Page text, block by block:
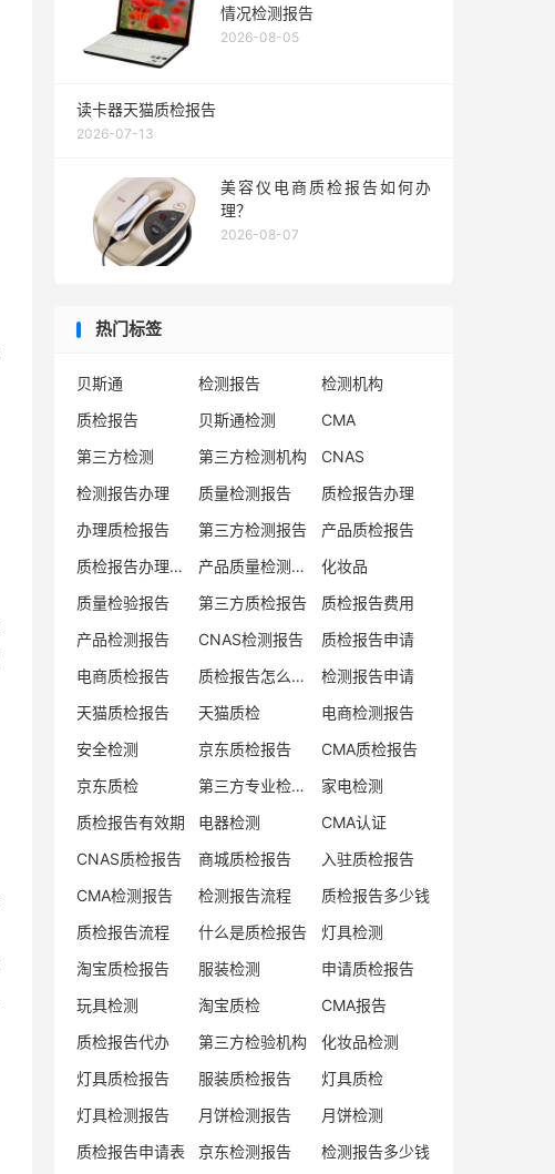
情况检测报告
2026-08-05
读卡器天猫质检报告
2026-07-13
美容仪电商质检报告如何办
理？
2026-08-07
热门标签
贝斯通 检测报告
检测机构
质检报告
贝斯通检测
CMA
第三方检测
第三方检测机构
CNAS
检测报告办理
质量检测报告
质检报告办理
办理质检报告
第三方检测报告
产品质检报告
质检报告办理流程
产品质量检测报告
化妆品
质量检验报告
第三方质检报告
质检报告费用
产品检测报告
CNAS检测报告
质检报告申请
电商质检报告
质检报告怎么办理
检测报告申请
天猫质检报告
天猫质检
电商检测报告
安全检测
京东质检报告
CMA质检报告
京东质检
第三方专业检验机构
家电检测
质检报告有效期
电器检测
CMA认证
CNAS质检报告
商城质检报告
入驻质检报告
CMA检测报告
检测报告流程
质检报告多少钱
质检报告流程
什么是质检报告
灯具检测
淘宝质检报告
服装检测
申请质检报告
玩具检测
淘宝质检
CMA报告
质检报告代办
第三方检验机构
化妆品检测
灯具质检报告
服装质检报告
灯具质检
灯具检测报告
月饼检测报告
月饼检测
质检报告申请表
京东检测报告 检测报告多少钱